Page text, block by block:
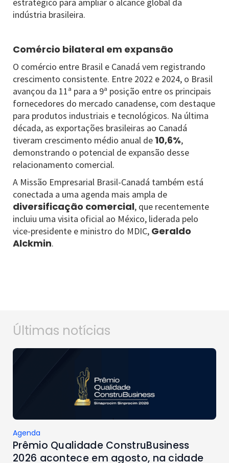
indústria brasileira.
Comércio bilateral em expansão
O comércio entre Brasil e Canadá vem registrando
crescimento consistente. Entre 2022 e 2024, o Brasil
avançou da 11ª para a 9ª posição entre os principais
fornecedores do mercado canadense, com destaque
para produtos industriais e tecnológicos. Na última
década, as exportações brasileiras ao Canadá
tiveram crescimento médio anual de 10,6%,
demonstrando o potencial de expansão desse
relacionamento comercial.
A Missão Empresarial Brasil-Canadá também está
conectada a uma agenda mais ampla de
diversificação comercial, que recentemente
incluiu uma visita oficial ao México, liderada pelo
vice-presidente e ministro do MDIC, Geraldo
Alckmin.
Últimas notícias
Agenda
Prêmio Qualidade ConstruBusiness
2026 acontece em agosto, na cidade